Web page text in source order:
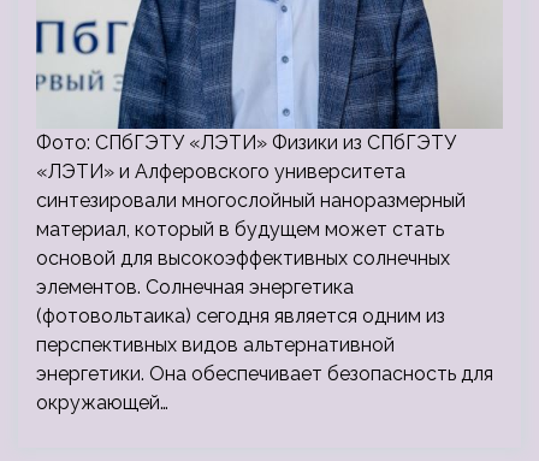
Фото: СПбГЭТУ «ЛЭТИ» Физики из СПбГЭТУ
«ЛЭТИ» и Алферовского университета
синтезировали многослойный наноразмерный
материал, который в будущем может стать
основой для высокоэффективных солнечных
элементов. Солнечная энергетика
(фотовольтаика) сегодня является одним из
перспективных видов альтернативной
энергетики. Она обеспечивает безопасность для
окружающей…